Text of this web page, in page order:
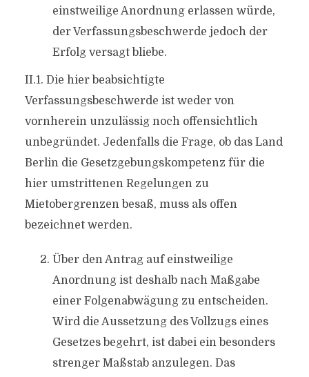
einstweilige Anordnung erlassen würde,
der Verfassungsbeschwerde jedoch der
Erfolg versagt bliebe.
II.1. Die hier beabsichtigte
Verfassungsbeschwerde ist weder von
vornherein unzulässig noch offensichtlich
unbegründet. Jedenfalls die Frage, ob das Land
Berlin die Gesetzgebungskompetenz für die
hier umstrittenen Regelungen zu
Mietobergrenzen besaß, muss als offen
bezeichnet werden.
Über den Antrag auf einstweilige
Anordnung ist deshalb nach Maßgabe
einer Folgenabwägung zu entscheiden.
Wird die Aussetzung des Vollzugs eines
Gesetzes begehrt, ist dabei ein besonders
strenger Maßstab anzulegen. Das